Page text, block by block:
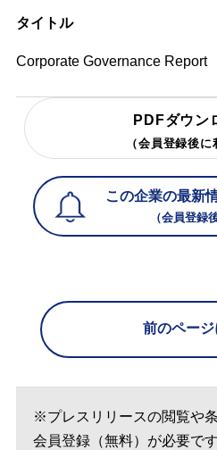
タイトル
Corporate Governance Report
PDFダウン
（会員登録後に
この企業の最新
（会員登録
前のページ
※プレスリリースの閲覧や
会員登録（無料）が必要です